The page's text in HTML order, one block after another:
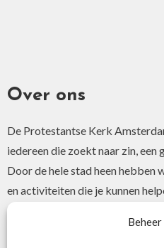
Over ons
De Protestantse Kerk
iedereen die zoekt naar zin, een
Door de hele stad heen hebben
en activiteiten die je kunnen
christelijke geloof of je interesse